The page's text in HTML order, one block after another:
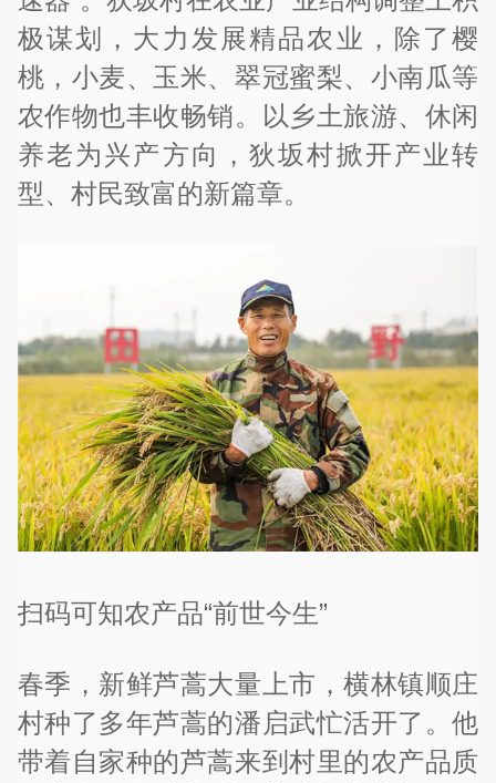
极谋划，大力发展精品农业，除了樱
桃，小麦、玉米、翠冠蜜梨、小南瓜等
农作物也丰收畅销。以乡土旅游、休闲
养老为兴产方向，狄坂村掀开产业转
型、村民致富的新篇章。
扫码可知农产品“前世今生”
春季，新鲜芦蒿大量上市，横林镇顺庄
村种了多年芦蒿的潘启武忙活开了。他
带着自家种的芦蒿来到村里的农产品质